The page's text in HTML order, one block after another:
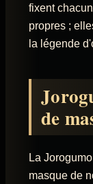
fixent
propres ;
la légende
de
La
masque de